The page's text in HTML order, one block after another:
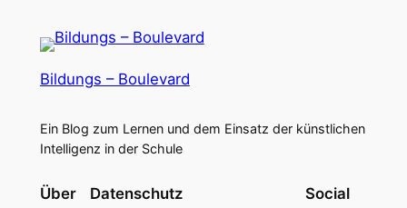
Bildungs – Boulevard
Ein Blog zum Lernen und dem Einsatz der künstlichen
Intelligenz in der Schule
Über Datenschutz Social